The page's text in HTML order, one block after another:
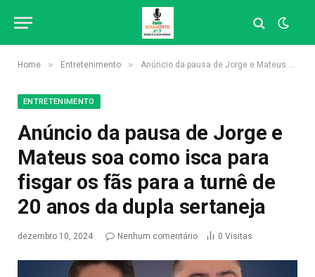
Home » Entretenimento » Anúncio da pausa de Jorge e Mateus soa como isca para fisgar os fãs para a turnê de 20 anos da dupla sertaneja
ENTRETENIMENTO
Anúncio da pausa de Jorge e
Mateus soa como isca para
fisgar os fãs para a turnê de
20 anos da dupla sertaneja
dezembro 10, 2024 Nenhum comentário 0 Visitas